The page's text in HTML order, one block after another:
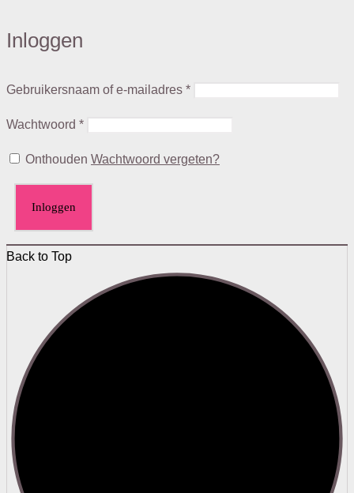
Inloggen
Gebruikersnaam of e-mailadres *
Wachtwoord *
Onthouden Wachtwoord vergeten?
Inloggen
Back to Top